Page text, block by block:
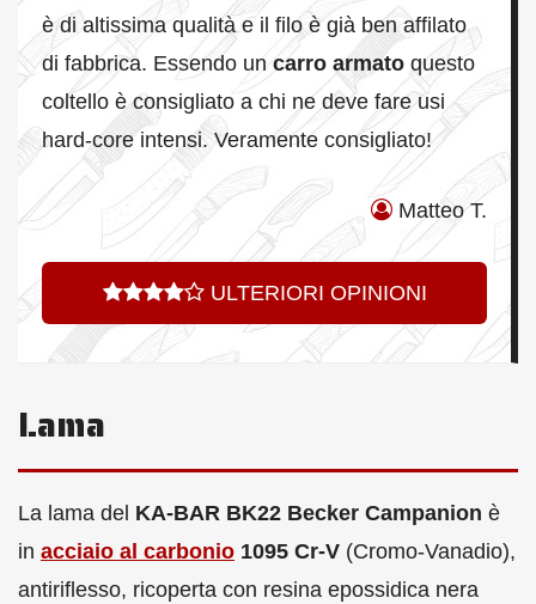
è di altissima qualità e il filo è già ben affilato
di fabbrica. Essendo uncarro armato questo
coltello è consigliato a chi ne deve fare usi
hard-core intensi. Veramente consigliato!
Matteo T.
ULTERIORI OPINIONI
Lama
La lama del KA-BAR BK22 Becker Campanion è
in acciaio al carbonio 1095 Cr-V (Cromo-Vanadio),
antiriflesso, ricoperta con resina epossidica nera